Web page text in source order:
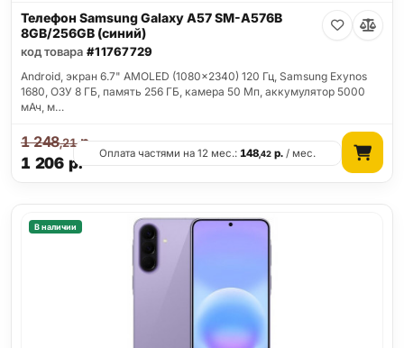
Телефон Samsung Galaxy A57 SM-A576B
8GB/256GB (синий)
код товара #11767729
Android, экран 6.7" AMOLED (1080x2340) 120 Гц, Samsung Exynos
1680, ОЗУ 8 ГБ, память 256 ГБ, камера 50 Мп, аккумулятор 5000
мАч, м…
1 206 р.
1 248,21р.
Оплата частями на 12 мес.:148,42 р. / мес.
В наличии